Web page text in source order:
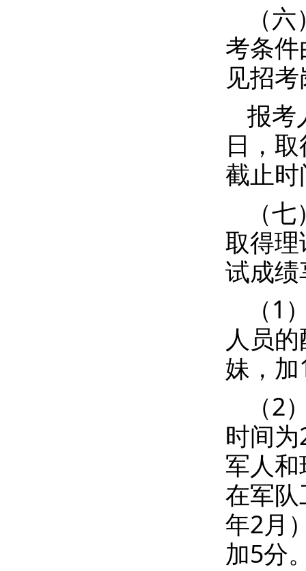
（
考条
见招
报考
日，
截止
（
取得
试成
（
人员
妹，
（
时间
军人
在军
年2月
加5分